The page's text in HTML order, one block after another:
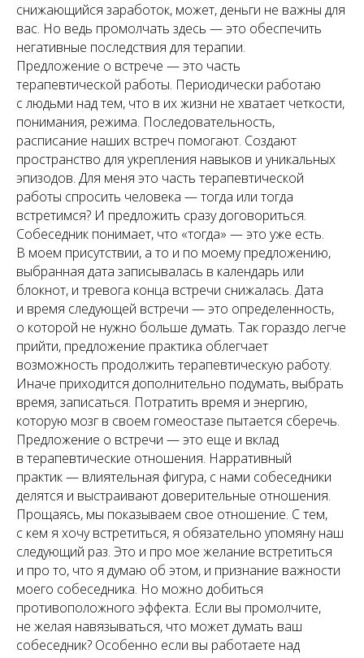
снижающийся заработок, может, деньги не важны для
вас. Но ведь промолчать здесь — это обеспечить
негативные последствия для терапии.
Предложение о встрече — это часть
терапевтической работы. Периодически работаю
с людьми над тем, что в их жизни не хватает четкости,
понимания, режима. Последовательность,
расписание наших встреч помогают. Создают
пространство для укрепления навыков и уникальных
эпизодов. Для меня это часть терапевтической
работы спросить человека — тогда или тогда
встретимся? И предложить сразу договориться.
Собеседник понимает, что «тогда» — это уже есть.
В моем присутствии, а то и по моему предложению,
выбранная дата записывалась в календарь или
блокнот, и тревога конца встречи снижалась. Дата
и время следующей встречи — это определенность,
о которой не нужно больше думать. Так гораздо легче
прийти, предложение практика облегчает
возможность продолжить терапевтическую работу.
Иначе приходится дополнительно подумать, выбрать
время, записаться. Потратить время и энергию,
которую мозг в своем гомеостазе пытается сберечь.
Предложение о встречи — это еще и вклад
в терапевтические отношения. Нарративный
практик — влиятельная фигура, с нами собеседники
делятся и выстраивают доверительные отношения.
Прощаясь, мы показываем свое отношение. С тем,
с кем я хочу встретиться, я обязательно упомяну наш
следующий раз. Это и про мое желание встретиться
и про то, что я думаю об этом, и признание важности
моего собеседника. Но можно добиться
противоположного эффекта. Если вы промолчите,
не желая навязываться, что может думать ваш
собеседник? Особенно если вы работаете над